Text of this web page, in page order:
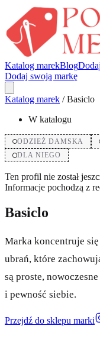
Katalog marekBlog
Dodaj swoją markę
Katalog marek / Basiclo
W katalogu
ODZIEŻ DAMSKA
DLA NIEGO
Ten profil nie został
Informacje pochodzą z
Basiclo
Marka koncentruje
ubrań, które
są proste,
i pewność siebie.
Przejdź do sklepu marki